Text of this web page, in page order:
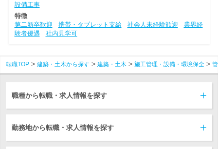
設備工事
特徴
第二新卒歓迎
携帯・タブレット支給 社会人未経験歓迎
業界経
験者優遇
社内見学可
転職TOP 建築・土木から探す 建築・土木 施工管理・設備・環境保全
職種から転職・求人情報を探す
勤務地から転職・求人情報を探す